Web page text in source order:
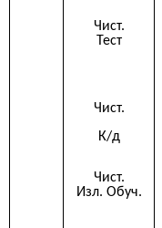
Чист.
Тест
Чист.
К/д
Чист.
Изл. Обуч.